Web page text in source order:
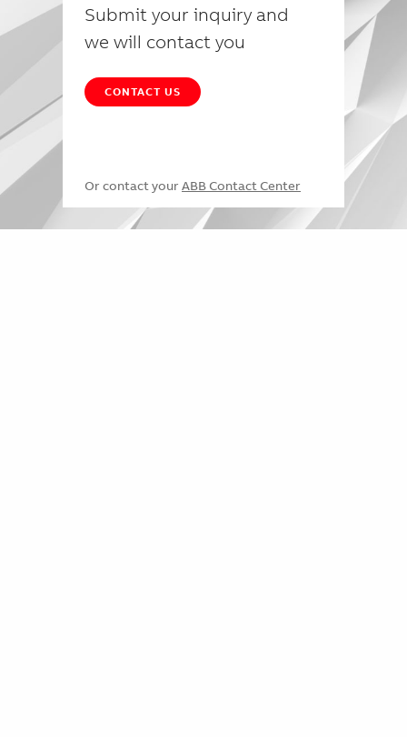
Submit your inquiry and
we will contact you
CONTACT US
Or contact your ABB Contact Center